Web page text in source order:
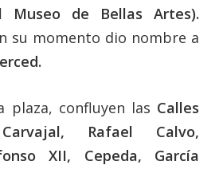
Museo de Bellas Artes).
su momento dio nombre a
plaza, confluyen las Calles
Rafael Calvo,
XII, Cepeda, García